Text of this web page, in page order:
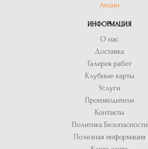
Акции
ИНФОРМАЦИЯ
О нас
Доставка
Галерея работ
Клубные карты
Услуги
Производители
Контакты
Политика Безопасности
Полезная информация